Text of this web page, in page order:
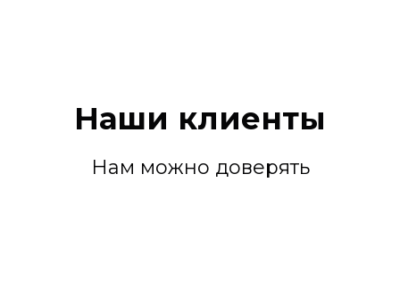
Наши клиенты
Нам можно доверять